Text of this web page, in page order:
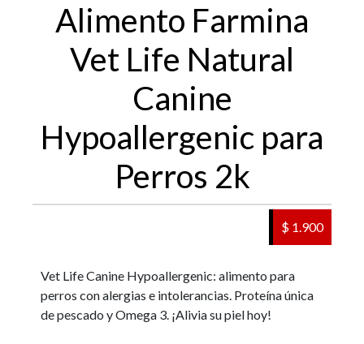
Alimento Farmina
Vet Life Natural
Canine
Hypoallergenic para
Perros 2k
$ 1.900
Vet Life Canine Hypoallergenic: alimento para
perros con alergias e intolerancias. Proteína única
de pescado y Omega 3. ¡Alivia su piel hoy!